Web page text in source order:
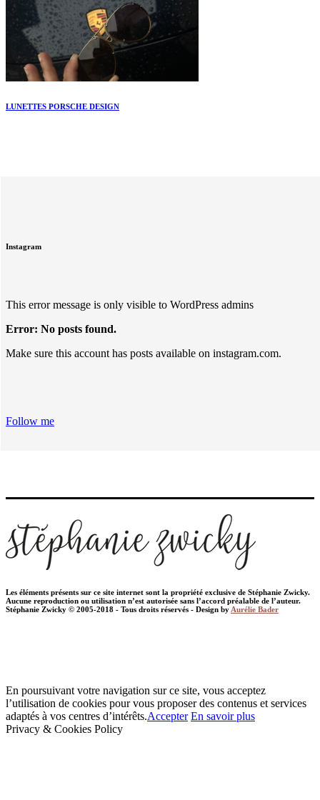
LUNETTES PORSCHE DESIGN
Instagram
This error message is only visible to WordPress admins
Error: No posts found.
Make sure this account has posts available on instagram.com.
Follow me
Les éléments présents sur ce site internet sont la propriété exclusive de Stéphanie Zwicky.
Aucune reproduction ou utilisation n’est autorisée sans l’accord préalable de l’auteur.
Stéphanie Zwicky © 2005-2018 - Tous droits réservés - Design by Aurélie Bader
En poursuivant votre navigation sur ce site, vous acceptez
l’utilisation de cookies pour vous proposer des contenus et services
adaptés à vos centres d’intérêts.Accepter En savoir plus
Privacy & Cookies Policy